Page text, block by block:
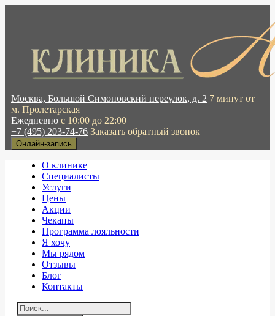
Москва, Большой Симоновский переулок, д. 2 7 минут от
м. Пролетарская
Ежедневно с 10:00 до 22:00
+7 (495) 203-74-76 Заказать обратный звонок
Онлайн-запись
О клинике
Специалисты
Услуги
Цены
Акции
Чекапы
Программа лояльности
Я хочу
Мы рядом
Отзывы
Блог
Контакты